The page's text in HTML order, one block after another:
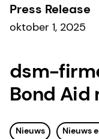
Press Release
oktober 1, 2025
dsm-
Bond Aid
Nieuws Nieuws